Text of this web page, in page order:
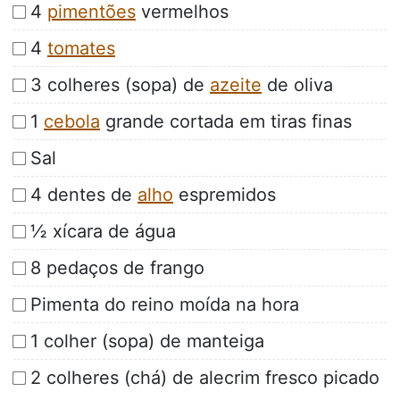
4 pimentões vermelhos
4 tomates
3 colheres (sopa) de azeite de oliva
1 cebola grande cortada em tiras finas
Sal
4 dentes de alho espremidos
½ xícara de água
8 pedaços de frango
Pimenta do reino moída na hora
1 colher (sopa) de manteiga
2 colheres (chá) de alecrim fresco picado